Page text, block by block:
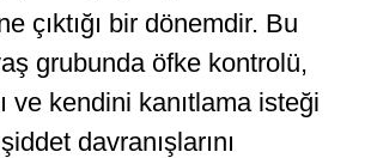
çıktığı bir dönemdir. Bu
grubunda öfke kontrolü,
ve kendini kanıtlama isteği
davranışlarını